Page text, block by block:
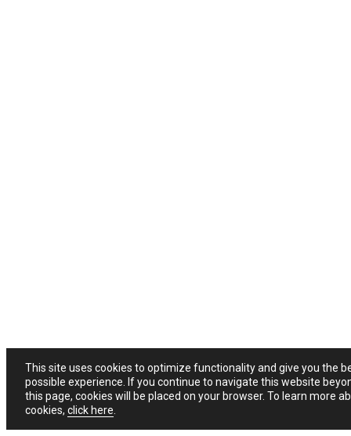
This site uses cookies to optimize functionality and give you the
possible experience. If you continue to navigate this website
this page, cookies will be placed on your browser. To learn more
cookies, click here